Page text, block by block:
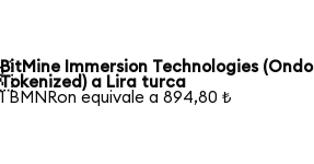
BitMine Immersion Technologies (Ondo
Tokenized) a Lira turca
1 BMNRon equivale a 894,80 ₺